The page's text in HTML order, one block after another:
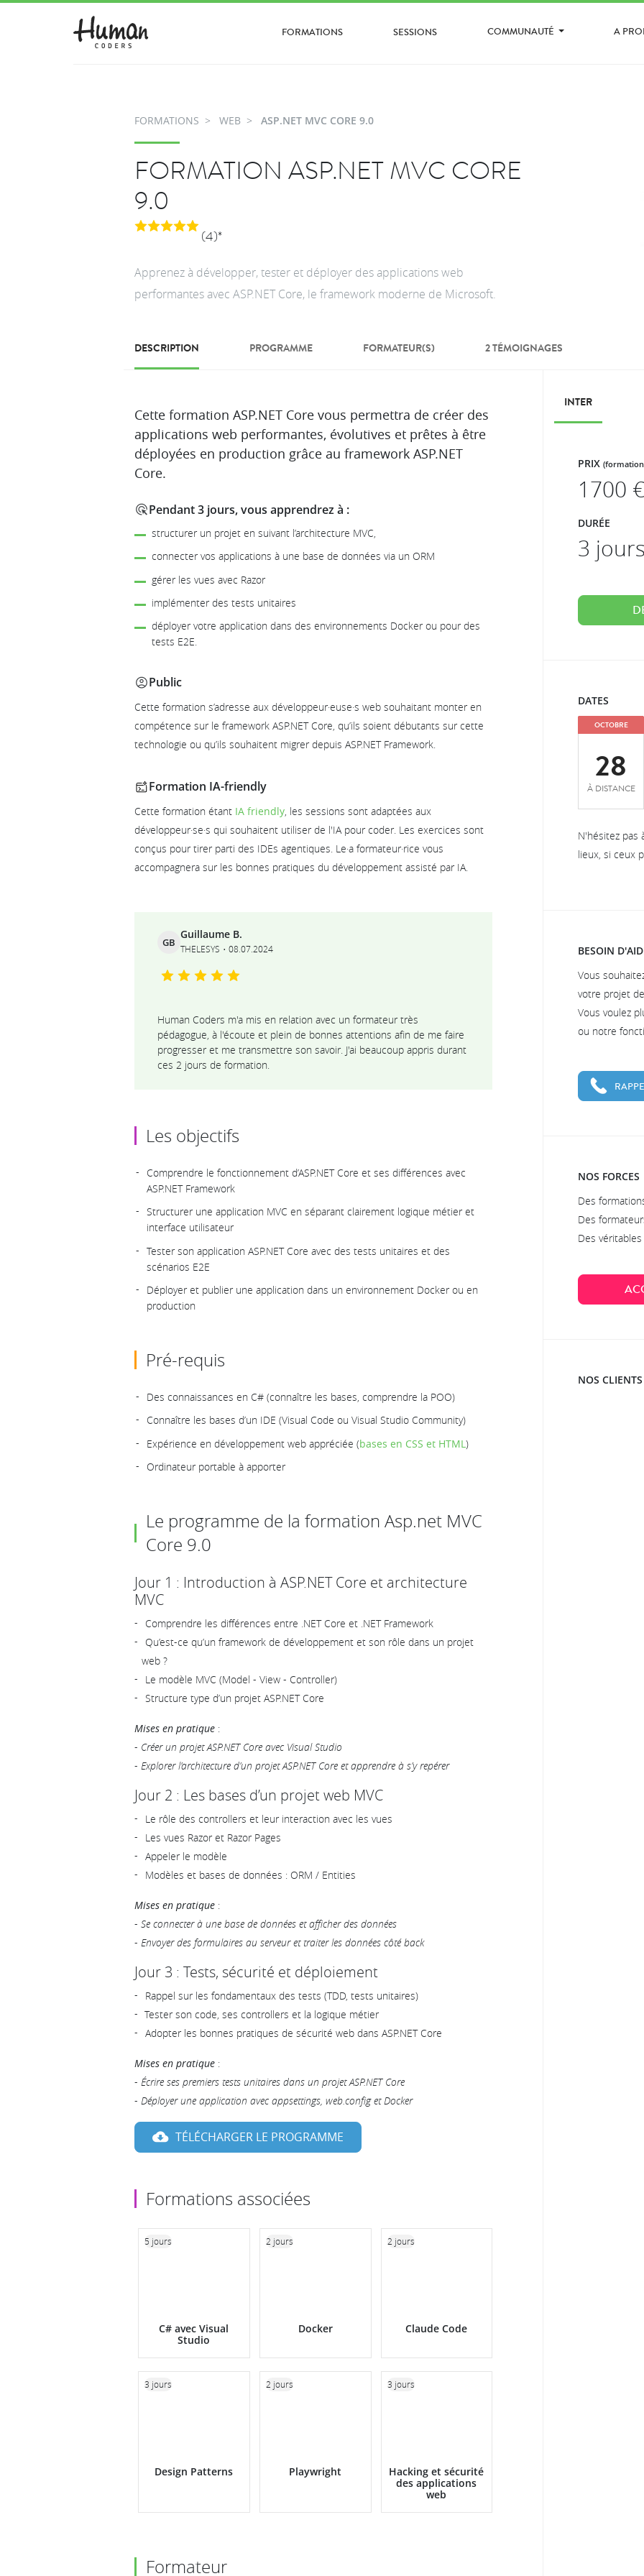
FORMATIONS SESSIONS COMMUNAUTÉ A
FORMATIONS WEB ASP.NET MVC CORE 9.0
FORMATION ASP.NET MVC CORE
9.0
(4)*
Apprenez à développer, tester et déployer des applications web
performantes avec ASP.NET Core, le framework moderne de Microsoft.
DESCRIPTION PROGRAMME FORMATEUR(S) 2 TÉMOIGNAGES
Description
Cette formation ASP.NET Core vous permettra de créer des
applications web performantes, évolutives et prêtes à être
déployées en production grâce au framework ASP.NET
Core.
Pendant 3 jours, vous apprendrez à :
structurer un projet en suivant l’architecture MVC,
connecter vos applications à une base de données via un ORM
gérer les vues avec Razor
implémenter des tests unitaires
déployer votre application dans des environnements Docker ou pour des
tests E2E.
Public
Cette formation s’adresse aux développeur·euse·s web souhaitant monter en
compétence sur le framework ASP.NET Core, qu’ils soient débutants sur cette
technologie ou qu’ils souhaitent migrer depuis ASP.NET Framework.
Formation IA-friendly
Cette formation étant IA friendly, les sessions sont adaptées aux
développeur·se·s qui souhaitent utiliser de l'IA pour coder. Les exercices sont
conçus pour tirer parti des IDEs agentiques. Le·a formateur·rice vous
accompagnera sur les bonnes pratiques du développement assisté par IA.
GB
Guillaume B.
THELESYS 08.07.2024
Human Coders m'a mis en relation avec un formateur très
pédagogue, à l'écoute et plein de bonnes attentions afin de me faire
progresser et me transmettre son savoir. J'ai beaucoup appris durant
ces 2 jours de formation.
Les objectifs
Comprendre le fonctionnement d’ASP.NET Core et ses différences avec
ASP.NET Framework
Structurer une application MVC en séparant clairement logique métier et
interface utilisateur
Tester son application ASP.NET Core avec des tests unitaires et des
scénarios E2E
Déployer et publier une application dans un environnement Docker ou en
production
Pré-requis
Des connaissances en C# (connaître les bases, comprendre la POO)
Connaître les bases d’un IDE (Visual Code ou Visual Studio Community)
Expérience en développement web appréciée (bases en CSS et HTML )
Ordinateur portable à apporter
Le programme de la formation Asp.net MVC
Core 9.0
Jour 1 : Introduction à ASP.NET Core et architecture
MVC
Comprendre les différences entre .NET Core et .NET Framework
Qu’est-ce qu’un framework de développement et son rôle dans un projet
web ?
Le modèle MVC (Model - View - Controller)
Structure type d’un projet ASP.NET Core
Mises en pratique :
- Créer un projet ASP.NET Core avec Visual Studio
- Explorer l’architecture d’un projet ASP.NET Core et apprendre à s’y repérer
Jour 2 : Les bases d’un projet web MVC
Le rôle des controllers et leur interaction avec les vues
Les vues Razor et Razor Pages
Appeler le modèle
Modèles et bases de données : ORM / Entities
Mises en pratique :
- Se connecter à une base de données et afficher des données
- Envoyer des formulaires au serveur et traiter les données côté back
Jour 3 : Tests, sécurité et déploiement
Rappel sur les fondamentaux des tests (TDD, tests unitaires)
Tester son code, ses controllers et la logique métier
Adopter les bonnes pratiques de sécurité web dans ASP.NET Core
Mises en pratique :
- Écrire ses premiers tests unitaires dans un projet ASP.NET Core
- Déployer une application avec appsettings, web.config et Docker
TÉLÉCHARGER LE PROGRAMME
Formations associées
C# avec Visual
Studio
5 jours
Docker
2 jours
Claude Code
2 jours
Design Patterns
3 jours
Playwright
2 jours
Hacking et sécurité
des applications
web
3 jours
Formateur
INTER
PRIX
1700
DURÉE
3 jours
DATES
OCTOBRE
28
À DISTANCE
N'hésitez pas
lieux, si ceux
BESOIN
Vous
votre projet
Vous voulez
ou notre
NOS FORCES
Des
Des
Des
NOS CLIENTS